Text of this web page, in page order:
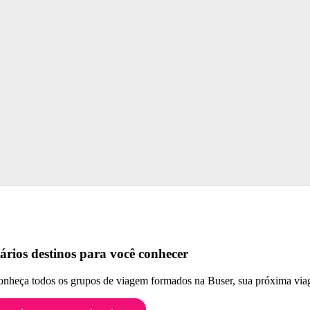
destinos para você conhecer
todos os grupos de viagem formados na Buser, sua próxima